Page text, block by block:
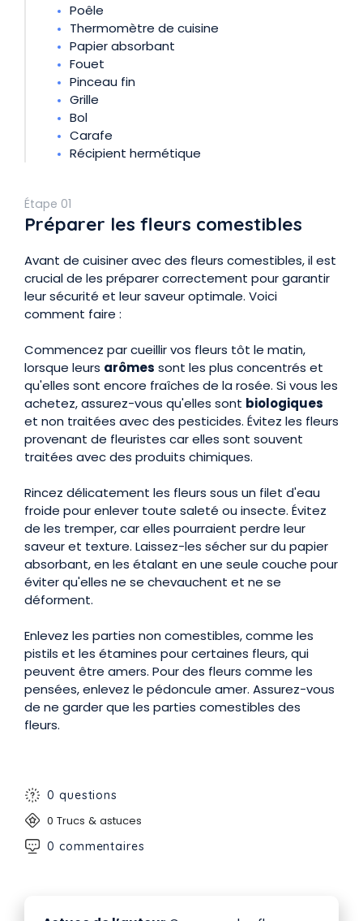
Poêle
Thermomètre de cuisine
Papier absorbant
Fouet
Pinceau fin
Grille
Bol
Carafe
Récipient hermétique
Étape 01
Préparer les fleurs comestibles
Avant de cuisiner avec des fleurs comestibles, il est
crucial de les préparer correctement pour garantir
leur sécurité et leur saveur optimale. Voici
comment faire :
Commencez par cueillir vos fleurs tôt le matin,
lorsque leurs arômes sont les plus concentrés et
qu'elles sont encore fraîches de la rosée. Si vous les
achetez, assurez-vous qu'elles sont biologiques
et non traitées avec des pesticides. Évitez les fleurs
provenant de fleuristes car elles sont souvent
traitées avec des produits chimiques.
Rincez délicatement les fleurs sous un filet d'eau
froide pour enlever toute saleté ou insecte. Évitez
de les tremper, car elles pourraient perdre leur
saveur et texture. Laissez-les sécher sur du papier
absorbant, en les étalant en une seule couche pour
éviter qu'elles ne se chevauchent et ne se
déforment.
Enlevez les parties non comestibles, comme les
pistils et les étamines pour certaines fleurs, qui
peuvent être amers. Pour des fleurs comme les
pensées, enlevez le pédoncule amer. Assurez-vous
de ne garder que les parties comestibles des
fleurs.
0 questions
0 Trucs & astuces
0 commentaires